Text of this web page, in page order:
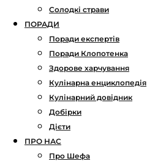
Солодкі страви
ПОРАДИ
Поради експертів
Поради Клопотенка
Здорове харчування
Кулінарна енциклопедія
Кулінарний довідник
Добірки
Дієти
ПРО НАС
Про Шефа